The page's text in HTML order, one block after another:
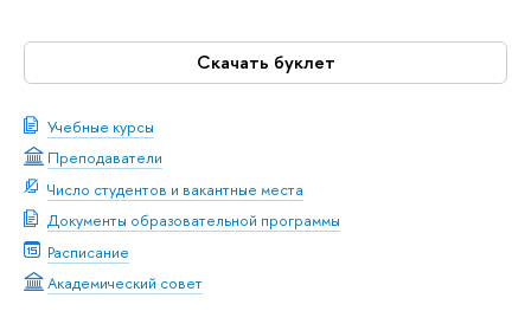
Скачать буклет
Учебные курсы
Преподаватели
Число студентов и вакантные места
Документы образовательной программы
Расписание
Академический совет